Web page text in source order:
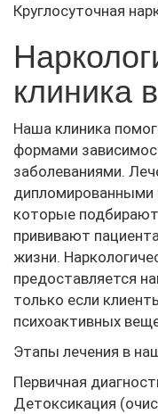
Круглосуточная
клиника
Наша клиника
формами
заболеваниями.
дипломированными
которые
прививают
жизни.
предоставляется
только если
психоактивных
Этапы лечения в
Первичная
Детоксикация